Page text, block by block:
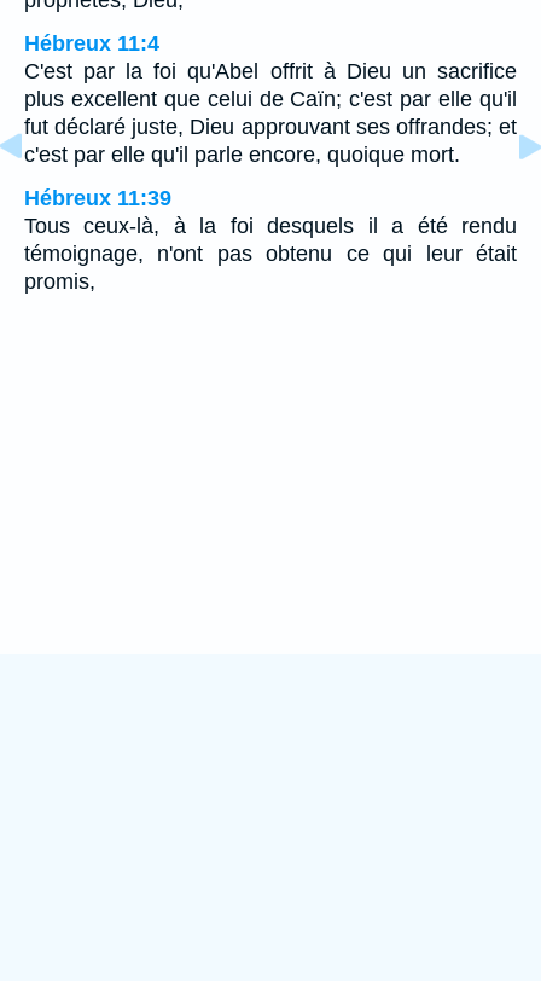
Hébreux 11:4
C'est par la foi qu'Abel offrit à Dieu un sacrifice
plus excellent que celui de Caïn; c'est par elle qu'il
fut déclaré juste, Dieu approuvant ses offrandes; et
c'est par elle qu'il parle encore, quoique mort.
Hébreux 11:39
Tous ceux-là, à la foi desquels il a été rendu
témoignage, n'ont pas obtenu ce qui leur était
promis,